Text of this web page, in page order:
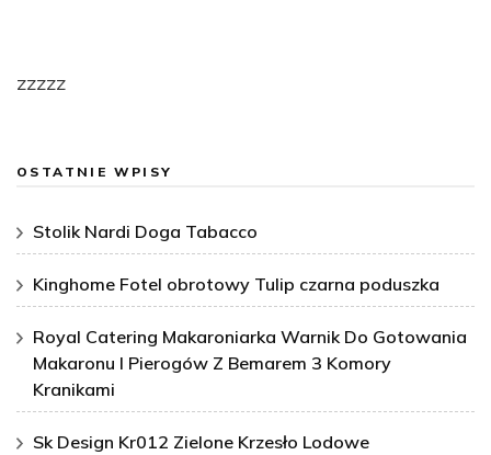
zzzzz
OSTATNIE WPISY
Stolik Nardi Doga Tabacco
Kinghome Fotel obrotowy Tulip czarna poduszka
Royal Catering Makaroniarka Warnik Do Gotowania
Makaronu I Pierogów Z Bemarem 3 Komory
Kranikami
Sk Design Kr012 Zielone Krzesło Lodowe